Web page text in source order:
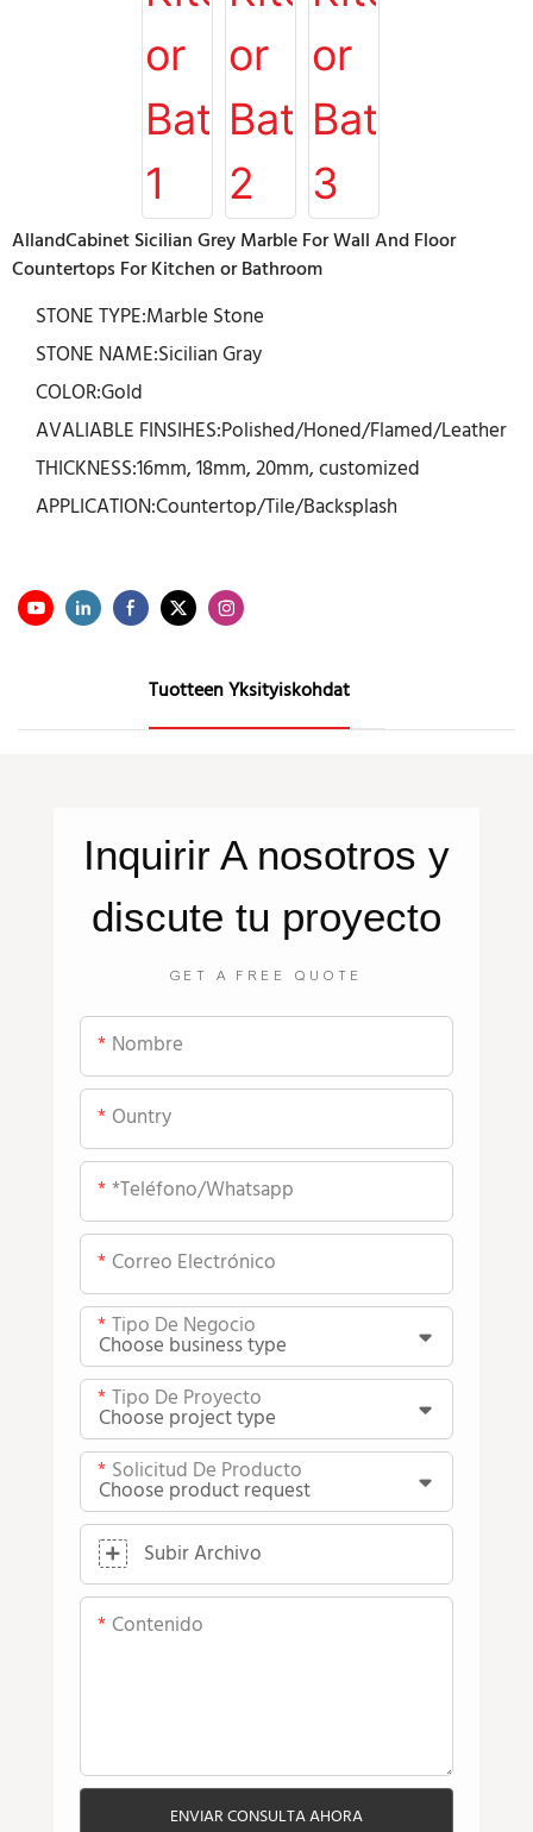
AllandCabinet Sicilian Grey Marble For Wall And Floor
Countertops For Kitchen or Bathroom
STONE TYPE:Marble Stone
STONE NAME:Sicilian Gray
COLOR:Gold
AVALIABLE FINSIHES:Polished/Honed/Flamed/Leather
THICKNESS:16mm, 18mm, 20mm, customized
APPLICATION:Countertop/Tile/Backsplash
Tuotteen Yksityiskohdat
Inquirir A nosotros y
discute tu proyecto
GET A FREE QUOTE
Nombre
Ountry
*teléfono/whatsapp
Correo Electrónico
Tipo De Negocio
Tipo De Proyecto
Solicitud De Producto
Subir Archivo
Contenido
ENVIAR CONSULTA AHORA